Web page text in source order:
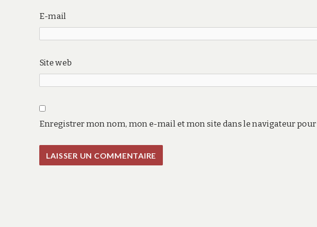
E-mail
Site web
Enregistrer mon nom, mon e-mail et mon site dans le navigateur